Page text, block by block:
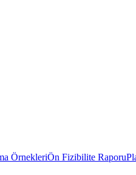
ÖrnekleriÖn Fizibilite Raporu